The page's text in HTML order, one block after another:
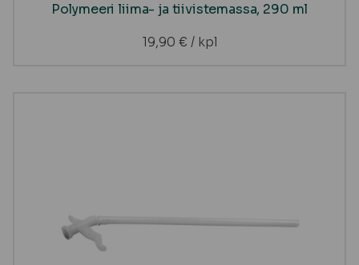
Polymeeri liima- ja tiivistemassa, 290 ml
19,90 € / kpl